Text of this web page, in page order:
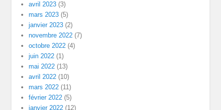
avril 2023 (3)
mars 2023 (5)
janvier 2023 (2)
novembre 2022 (7)
octobre 2022 (4)
juin 2022 (1)
mai 2022 (13)
avril 2022 (10)
mars 2022 (11)
février 2022 (5)
janvier 2022 (12)